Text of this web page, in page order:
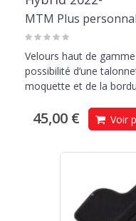
MTM Plus
Velours haut de gamme
possibilité d’une
moquette et de la
45,00 € Voir